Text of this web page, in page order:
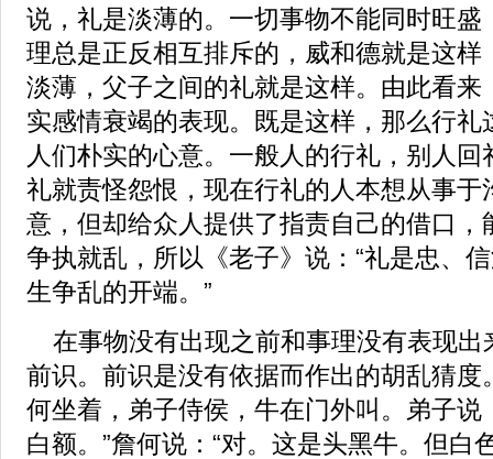
说，礼是淡薄的。一切事物不能同时旺盛
理总是正反相互排斥的，威和德就是这样
淡薄，父子之间的礼就是这样。由此看来
实感情衰竭的表现。既是这样，那么行礼
人们朴实的心意。一般人的行礼，别人
礼就责怪怨恨，现在行礼的人本想从事于
意，但却给众人提供了指责自己的借口，
争执就乱，所以《老子》说：“礼是忠、
生争乱的开端。”
在事物没有出现之前和事理没有表现出
前识。前识是没有依据而作出的胡乱猜度
何坐着，弟子侍侯，牛在门外叫。弟子说
白额。”詹何说：“对。这是头黑牛。但白